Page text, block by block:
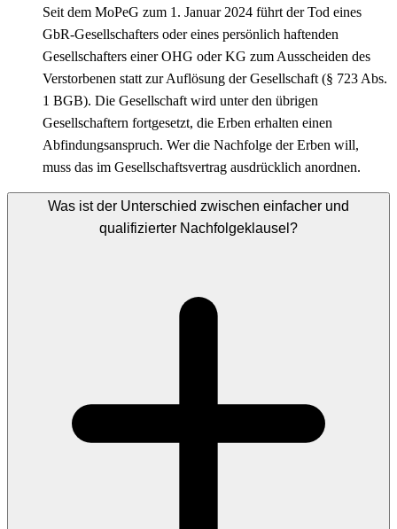
Seit dem MoPeG zum 1. Januar 2024 führt der Tod eines
GbR-Gesellschafters oder eines persönlich haftenden
Gesellschafters einer OHG oder KG zum Ausscheiden des
Verstorbenen statt zur Auflösung der Gesellschaft (§ 723 Abs.
1 BGB). Die Gesellschaft wird unter den übrigen
Gesellschaftern fortgesetzt, die Erben erhalten einen
Abfindungsanspruch. Wer die Nachfolge der Erben will,
muss das im Gesellschaftsvertrag ausdrücklich anordnen.
Was ist der Unterschied zwischen einfacher und
qualifizierter Nachfolgeklausel?